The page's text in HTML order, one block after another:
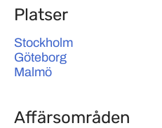
Platser
Stockholm
Göteborg
Malmö
Affärsområden